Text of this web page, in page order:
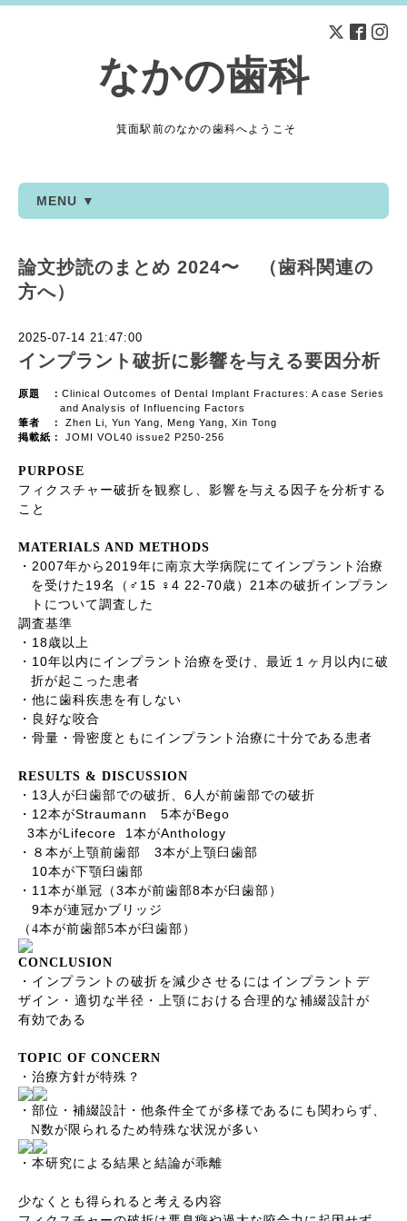
なかの歯科
箕面駅前のなかの歯科へようこそ
MENU ▼
論文抄読のまとめ 2024〜 （歯科関連の
方へ）
2025-07-14 21:47:00
インプラント破折に影響を与える要因分析
原題 ： Clinical Outcomes of Dental Implant Fractures: A case Series
and Analysis of Influencing Factors
筆者 ： Zhen Li, Yun Yang, Meng Yang, Xin Tong
掲載紙：
JOMI VOL40 issue2 P250-256
PURPOSE
フィクスチャー破折を観察し、影響を与える因子を分析する
こと
MATERIALS AND METHODS
・ 2007年から 2019年に南京大学病院にてインプラント治療
を受けた 19名（ ♂ 15 ♀ 4 22-70歳） 21 本の破折インプラン
トについて調査した
調査基準
・ 18歳以上
・ 10年以内にインプラント治療を受け、最近１ヶ月以内に破
折が起こった患者
・他に歯科疾患を有しない
・良好な咬合
・骨量・骨密度ともにインプラント治療に十分である患者
RESULTS & DISCUSSION
・ 13 人が臼歯部での破折、 6 人が前歯部での破折
・ 12本がStraumann 5本がBego
3本がLifecore 1 本がAnthology
・８本が上顎前歯部 3本が上顎臼歯部
10本が下顎臼歯部
・ 11 本が単冠（ 3本が前歯部8本が臼歯部）
9本が連冠かブリッジ
（ 4本が前歯部5本が臼歯部）
CONCLUSION
・インプラントの破折を減少させるにはインプラントデ
ザイン・適切な半径・上顎における合理的な補綴設計が
有効である
TOPIC OF CONCERN
・治療方針が特殊？
・部位・補綴設計・他条件全てが多様であるにも関わらず、
N数が限られるため特殊な状況が多い
・本研究による結果と結論が乖離
少なくとも得られると考える内容